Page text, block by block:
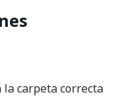
la carpeta correcta